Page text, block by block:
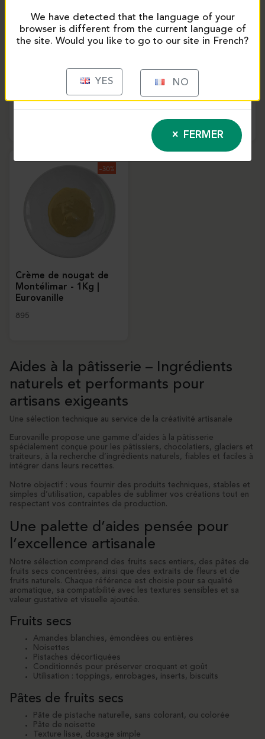
1Kg | Eurovanille
Extrait de citron doux
- 40g | Eurovanille
-30%
Crème de nougat de
Montélimar - 1Kg |
Eurovanille
895
Aides à la pâtisserie – Ingrédients
naturels et performants pour
artisans exigeants
Une sélection technique au service de la créativité artisanale
Eurovanille propose une gamme d’aides à la pâtisserie
spécialement conçue pour les pâtissiers, chocolatiers, glaciers et
traiteurs, à la recherche d’ingrédients naturels, fiables et faciles à
intégrer dans leurs recettes.
Notre objectif : vous fournir des produits techniques, stables et
simples d’utilisation, capables de sublimer vos créations tout en
respectant vos contraintes de production.
Une palette d’aides pensée pour
l’excellence artisanale
Notre sélection comprend des fruits secs entiers, des pâtes de
fruits secs concentrées, ainsi que des extraits de fleurs et de
fruits naturels. Chaque référence est choisie pour sa qualité
aromatique, sa compatibilité avec les textures sensibles et sa
valeur gustative et visuelle ajoutée.
Fruits secs
Amandes blanchies, émondées ou entières
Noisettes
Pistaches décortiquées
Conditionnés pour préserver croquant et goût
Utilisation : toppings, enrobages, inserts, biscuits
Pâtes de fruits secs
Pâte de pistache naturelle, sans colorant, ou colorée
Pâte de noisette
Texture lisse, dosage simple
FERMER
We have detected that the language of your
browser is different from the current language of
the site. Would you like to go to our site in French?
YES NO